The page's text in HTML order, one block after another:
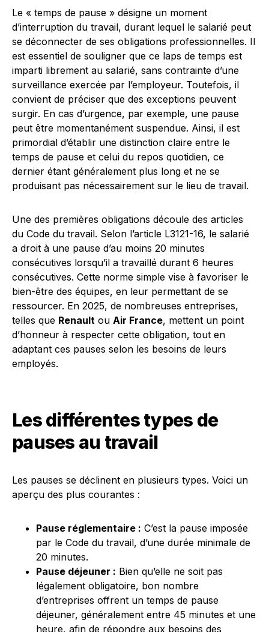
Le « temps de pause » désigne un moment
d’interruption du travail, durant lequel le salarié peut
se déconnecter de ses obligations professionnelles. Il
est essentiel de souligner que ce laps de temps est
imparti librement au salarié, sans contrainte d’une
surveillance exercée par l’employeur. Toutefois, il
convient de préciser que des exceptions peuvent
surgir. En cas d’urgence, par exemple, une pause
peut être momentanément suspendue. Ainsi, il est
primordial d’établir une distinction claire entre le
temps de pause et celui du repos quotidien, ce
dernier étant généralement plus long et ne se
produisant pas nécessairement sur le lieu de travail.
Une des premières obligations découle des articles
du Code du travail. Selon l’article L3121-16, le salarié
a droit à une pause d’au moins 20 minutes
consécutives lorsqu’il a travaillé durant 6 heures
consécutives. Cette norme simple vise à favoriser le
bien-être des équipes, en leur permettant de se
ressourcer. En 2025, de nombreuses entreprises,
telles que Renault ou Air France, mettent un point
d’honneur à respecter cette obligation, tout en
adaptant ces pauses selon les besoins de leurs
employés.
Les différentes types de
pauses au travail
Les pauses se déclinent en plusieurs types. Voici un
aperçu des plus courantes :
Pause réglementaire : C’est la pause imposée
par le Code du travail, d’une durée minimale de
20 minutes.
Pause déjeuner : Bien qu’elle ne soit pas
légalement obligatoire, bon nombre
d’entreprises offrent un temps de pause
déjeuner, généralement entre 45 minutes et une
heure, afin de répondre aux besoins des